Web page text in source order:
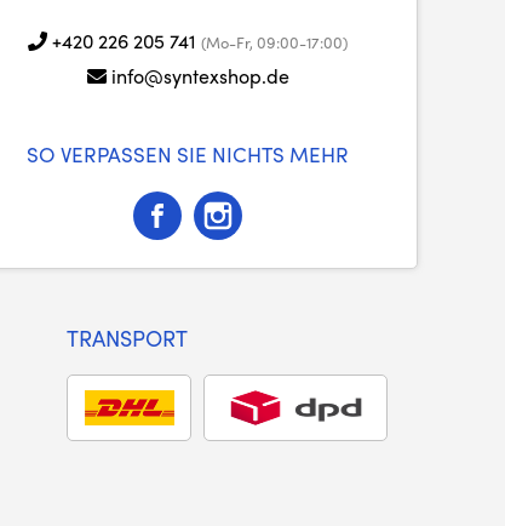
+420 226 205 741 (Mo-Fr, 09:00-17:00)
info@syntexshop.de
SO VERPASSEN SIE NICHTS MEHR
TRANSPORT